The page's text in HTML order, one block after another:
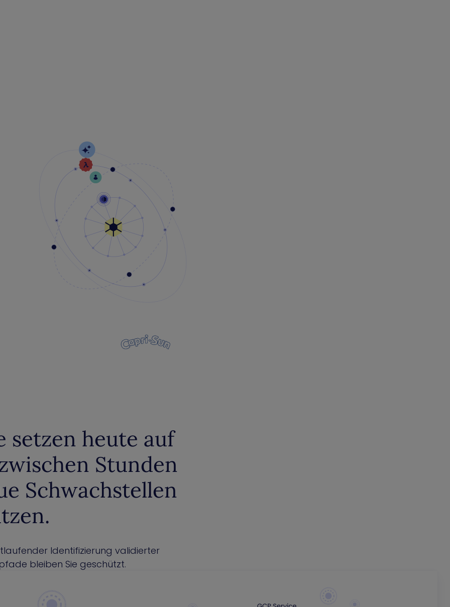
setzen heute auf
Stunden
Schwachstellen
Identifizierung validierter
bleiben Sie geschützt.